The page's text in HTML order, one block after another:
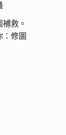
救。
修圖